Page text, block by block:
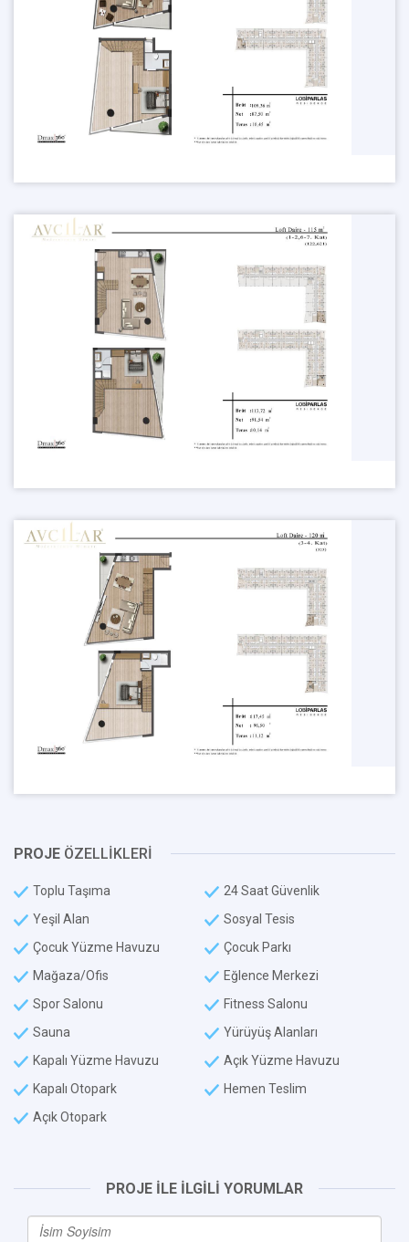
PROJE ÖZELLİKLERİ
Toplu Taşıma
24 Saat Güvenlik
Yeşil Alan
Sosyal Tesis
Çocuk Yüzme Havuzu
Çocuk Parkı
Mağaza/Ofis
Eğlence Merkezi
Spor Salonu
Fitness Salonu
Sauna
Yürüyüş Alanları
Kapalı Yüzme Havuzu
Açık Yüzme Havuzu
Kapalı Otopark
Hemen Teslim
Açık Otopark
PROJE İLE İLGİLİ YORUMLAR